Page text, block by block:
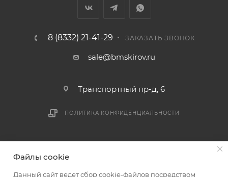
8 (8332) 21-41-29 ЗАКАЗАТЬ ЗВОНОК
sale@bmskirov.ru
Транспортный пр-д, 6
ПОЛИТИКА КОНФИДЕНЦИАЛЬНОСТИ
Файлы cookie
Данный сайт ведет сбор cookie-файлов посредством